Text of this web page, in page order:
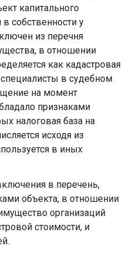
капитального
в собственности у
из перечня
в отношении
как кадастровая
в судебном
на момент
признаками
налоговая база на
исходя из
в иных
в перечень,
объекта, в отношении
организаций
стоимости, и